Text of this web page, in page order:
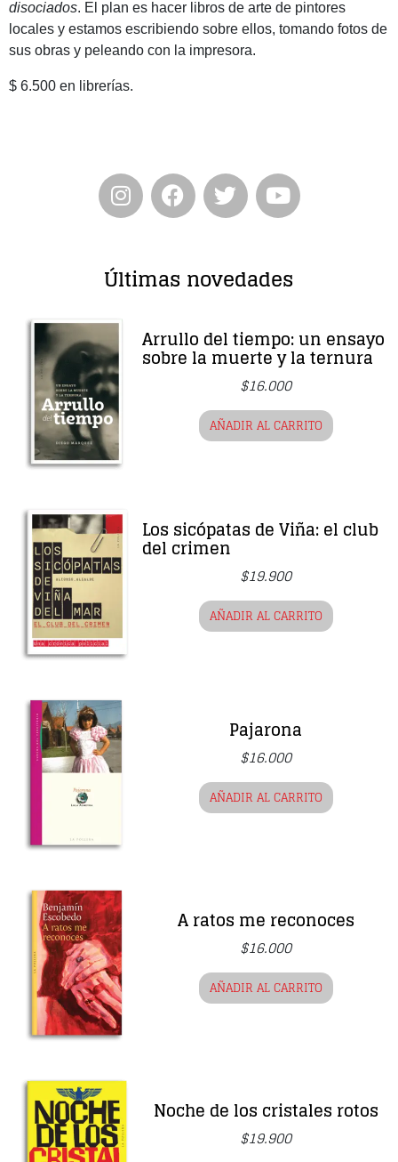
disociados. El plan es hacer libros de arte de pintores
locales y estamos escribiendo sobre ellos, tomando fotos de
sus obras y peleando con la impresora.
$ 6.500 en librerías.
Últimas novedades
Arrullo del tiempo: un ensayo
sobre la muerte y la ternura
$16.000
AÑADIR AL CARRITO
Los sicópatas de Viña: el club
del crimen
$19.900
AÑADIR AL CARRITO
Pajarona
$16.000
AÑADIR AL CARRITO
A ratos me reconoces
$16.000
AÑADIR AL CARRITO
Noche de los cristales rotos
$19.900